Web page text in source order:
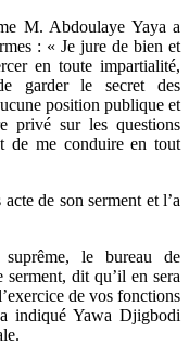
M. Abdoulaye Yaya a
: « Je jure de bien et
en toute impartialité,
garder le secret des
position publique et
privé sur les questions
de me conduire en tout
de son serment et l’a
le bureau de
dit qu’il en sera
de vos fonctions
indiqué Yawa Djigbodi